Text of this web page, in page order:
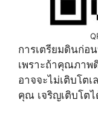
การเตรียมดินก่อ
เพราะถ้าคุณภาพ
อาจจะไม่เติบโต
คุณ เจริญเติบโต